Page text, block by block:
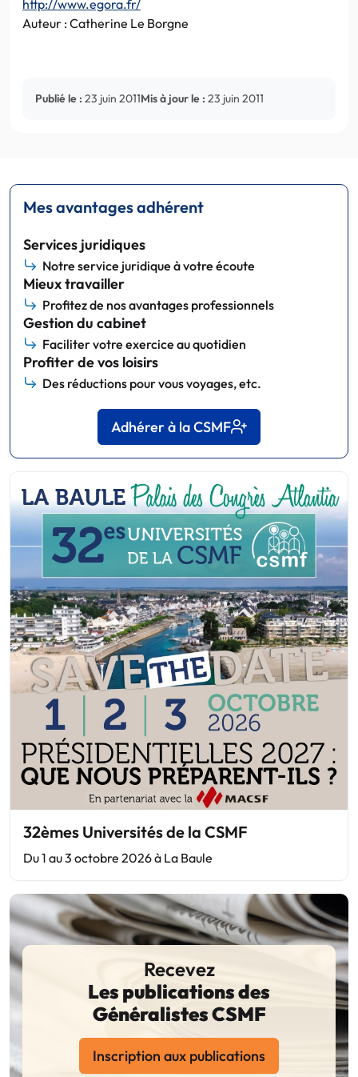
http://www.egora.fr/
Auteur : Catherine Le Borgne
Publié le : 23 juin 2011Mis à jour le : 23 juin 2011
Mes avantages adhérent
Services juridiques
Notre service juridique à votre écoute
Mieux travailler
Profitez de nos avantages professionnels
Gestion du cabinet
Faciliter votre exercice au quotidien
Profiter de vos loisirs
Des réductions pour vous voyages, etc.
Adhérer à la CSMF
32èmes Universités de la CSMF
Du 1 au 3 octobre 2026 à La Baule
Recevez
Les publications des
Généralistes CSMF
Inscription aux publications